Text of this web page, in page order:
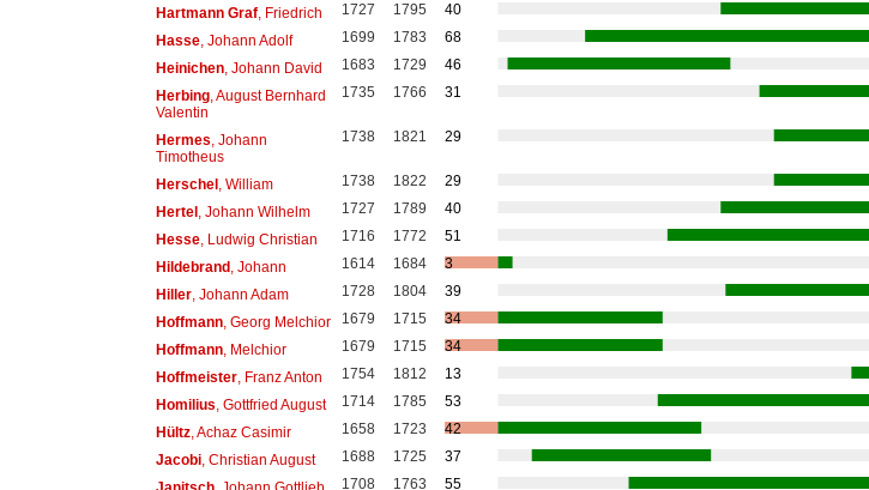
Hartmann Graf, Friedrich 1727 1795
40
Hasse, Johann Adolf 1699 1783
68
Heinichen, Johann David 1683 1729
46
Herbing, August Bernhard
Valentin
1735 1766 31
Hermes , Johann
Timotheus
1738 1821 29
Herschel, William 1738 1822
29
Hertel, Johann Wilhelm 1727 1789
40
Hesse, Ludwig Christian 1716 1772
51
Hildebrand, Johann 1614 1684
3
Hiller, Johann Adam 1728 1804
39
Hoffmann, Georg Melchior 1679 1715
34
Hoffmann, Melchior 1679 1715
34
Hoffmeister, Franz Anton 1754 1812
13
Homilius , Gottfried August 1714 1785
53
Hültz, Achaz Casimir 1658 1723
42
Jacobi, Christian August 1688 1725
37
1708 1763 55